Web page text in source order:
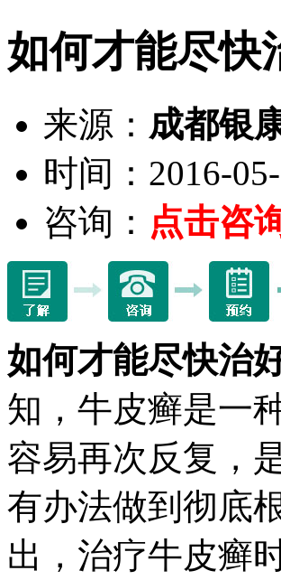
如何才能尽快
来源： 成都银
时间：2016-
咨询： 点击咨
如何才能尽快治
知，牛皮癣是一
容易再次反复，
有办法做到彻底
出，治疗牛皮癣